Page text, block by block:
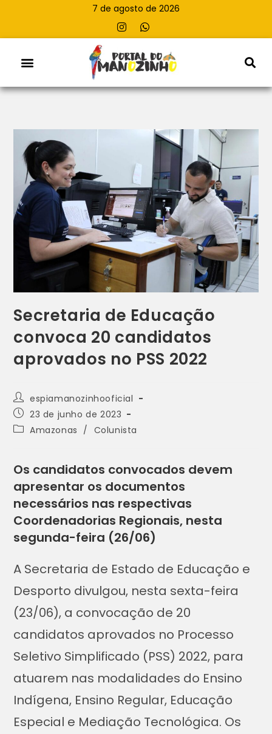
7 de agosto de 2026
Secretaria de Educação
convoca 20 candidatos
aprovados no PSS 2022
espiamanozinhooficial
23 de junho de 2023
Amazonas / Colunista
Os candidatos convocados devem
apresentar os documentos
necessários nas respectivas
Coordenadorias Regionais, nesta
segunda-feira (26/06)
A Secretaria de Estado de Educação e
Desporto divulgou, nesta sexta-feira
(23/06), a convocação de 20
candidatos aprovados no Processo
Seletivo Simplificado (PSS) 2022, para
atuarem nas modalidades do Ensino
Indígena, Ensino Regular, Educação
Especial e Mediação Tecnológica. Os